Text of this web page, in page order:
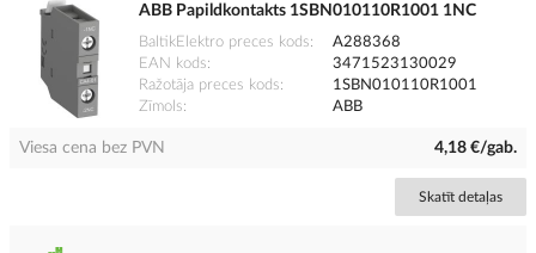
ABB Papildkontakts 1SBN010110R1001 1NC
BaltikElektro preces kods
A288368
EAN kods
3471523130029
Ražotāja preces kods
1SBN010110R1001
Zīmols
ABB
Viesa cena bez PVN 4,18 €/gab.
Skatīt detaļas